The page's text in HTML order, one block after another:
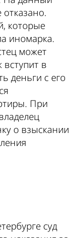
которые
иномарка.
может
в
деньги с его
При
о взыскании
суд